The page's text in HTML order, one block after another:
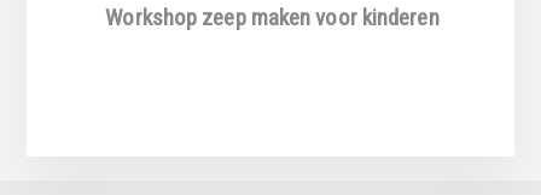
Workshop zeep maken voor kinderen